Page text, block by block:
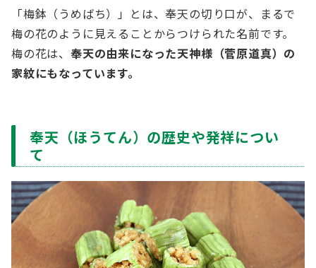
「梅鉢（うめばち）」とは、奉天の切り口が、まるで
梅の花のように見えることからつけられた名前です。
梅の花は、 奉天の由来になった天神様（菅原道真）の
家紋にもなっています。
奉天（ほうてん）の歴史や発祥につい
て